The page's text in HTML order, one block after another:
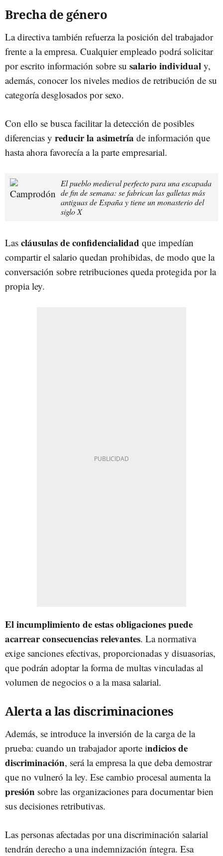
Brecha de género
La directiva también refuerza la posición del trabajador
frente a la empresa. Cualquier empleado podrá solicitar
por escrito información sobre su salario individual y,
además, conocer los niveles medios de retribución de su
categoría desglosados por sexo.
Con ello se busca facilitar la detección de posibles
diferencias y reducir la asimetría de información que
hasta ahora favorecía a la parte empresarial.
El pueblo medieval perfecto para una escapada
de fin de semana: se fabrican las galletas más
antiguas de España y tiene un monasterio del
siglo X
Las cláusulas de confidencialidad que impedían
compartir el salario quedan prohibidas, de modo que la
conversación sobre retribuciones queda protegida por la
propia ley.
El incumplimiento de estas obligaciones puede
acarrear consecuencias relevantes. La normativa
exige sanciones efectivas, proporcionadas y disuasorias,
que podrán adoptar la forma de multas vinculadas al
volumen de negocios o a la masa salarial.
Alerta a las discriminaciones
Además, se introduce la inversión de la carga de la
prueba: cuando un trabajador aporte indicios de
discriminación, será la empresa la que deba demostrar
que no vulneró la ley. Ese cambio procesal aumenta la
presión sobre las organizaciones para documentar bien
sus decisiones retributivas.
Las personas afectadas por una discriminación salarial
tendrán derecho a una indemnización íntegra. Esa